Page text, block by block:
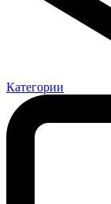
Категории